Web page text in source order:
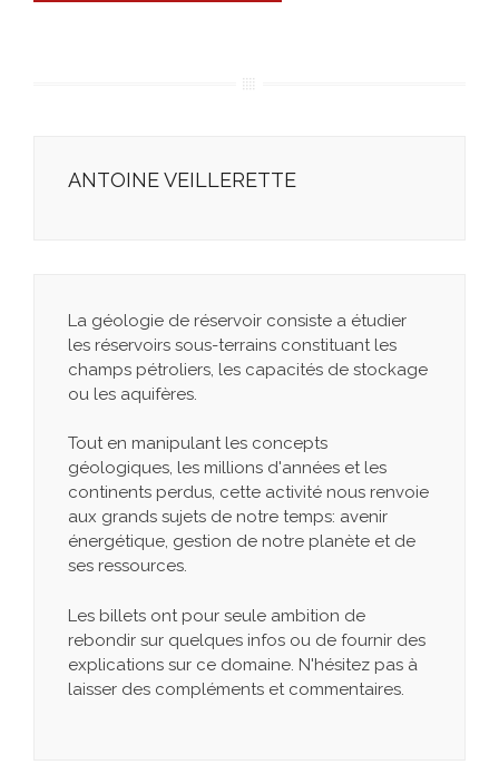
ANTOINE VEILLERETTE
La géologie de réservoir consiste a étudier
les réservoirs sous-terrains constituant les
champs pétroliers, les capacités de stockage
ou les aquifères.
Tout en manipulant les concepts
géologiques, les millions d'années et les
continents perdus, cette activité nous renvoie
aux grands sujets de notre temps: avenir
énergétique, gestion de notre planète et de
ses ressources.
Les billets ont pour seule ambition de
rebondir sur quelques infos ou de fournir des
explications sur ce domaine. N'hésitez pas à
laisser des compléments et commentaires.